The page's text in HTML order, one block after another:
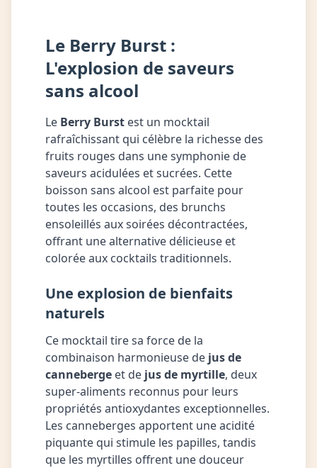
Le Berry Burst :
L'explosion de saveurs
sans alcool
Le Berry Burst est un mocktail
rafraîchissant qui célèbre la richesse des
fruits rouges dans une symphonie de
saveurs acidulées et sucrées. Cette
boisson sans alcool est parfaite pour
toutes les occasions, des brunchs
ensoleillés aux soirées décontractées,
offrant une alternative délicieuse et
colorée aux cocktails traditionnels.
Une explosion de bienfaits
naturels
Ce mocktail tire sa force de la
combinaison harmonieuse de jus de
canneberge et de jus de myrtille, deux
super-aliments reconnus pour leurs
propriétés antioxydantes exceptionnelles.
Les canneberges apportent une acidité
piquante qui stimule les papilles, tandis
que les myrtilles offrent une douceur